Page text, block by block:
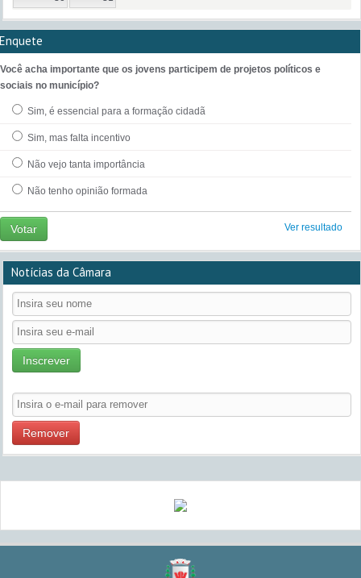
Enquete
Você acha importante que os jovens participem de projetos políticos e
sociais no município?
Sim, é essencial para a formação cidadã
Sim, mas falta incentivo
Não vejo tanta importância
Não tenho opinião formada
Votar Ver resultado
Notícias da Câmara
Inscrever
Remover